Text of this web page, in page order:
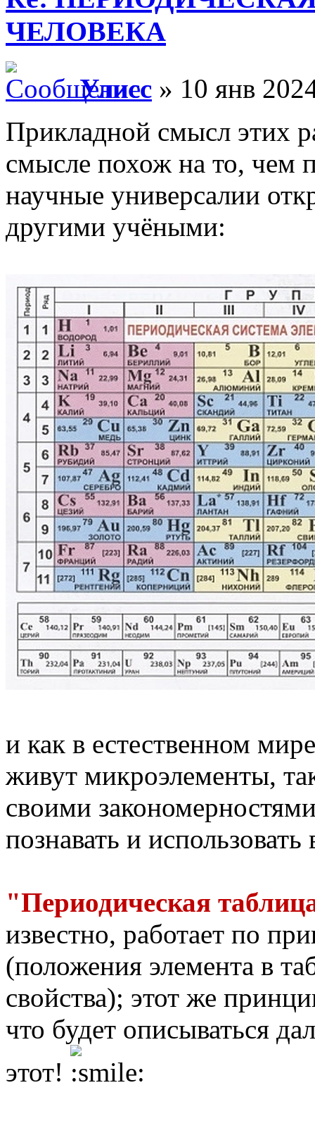
ЧЕЛОВЕКА
Улисс » 10 янв
Прикладной смысл этих
смысле похож на то, чем
научные универсалии
другими учёными:
и как в естественном
живут микроэлементы,
своими
познавать и
"Периодическая
известно, работает по
(положения элемента в
свойства); этот же
что будет описываться
этот!